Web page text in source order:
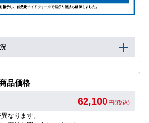
品価格
62,100 円(税込)
なります。